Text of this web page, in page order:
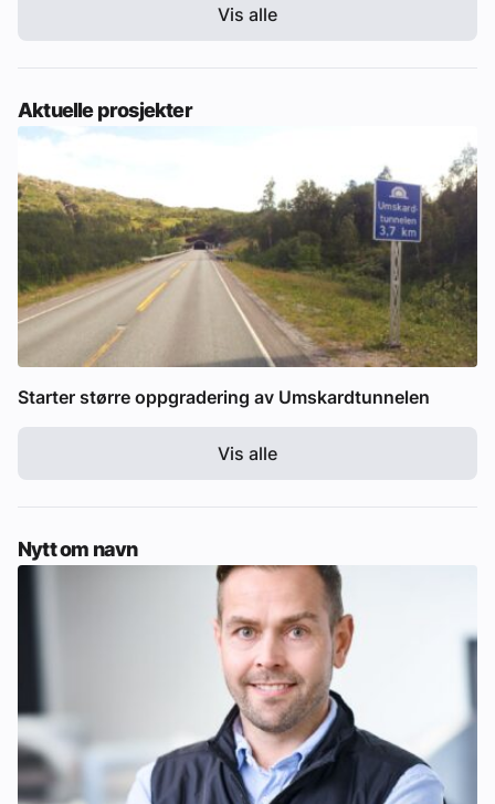
Vis alle
Aktuelle prosjekter
Starter større oppgradering av Umskardtunnelen
Vis alle
Nytt om navn